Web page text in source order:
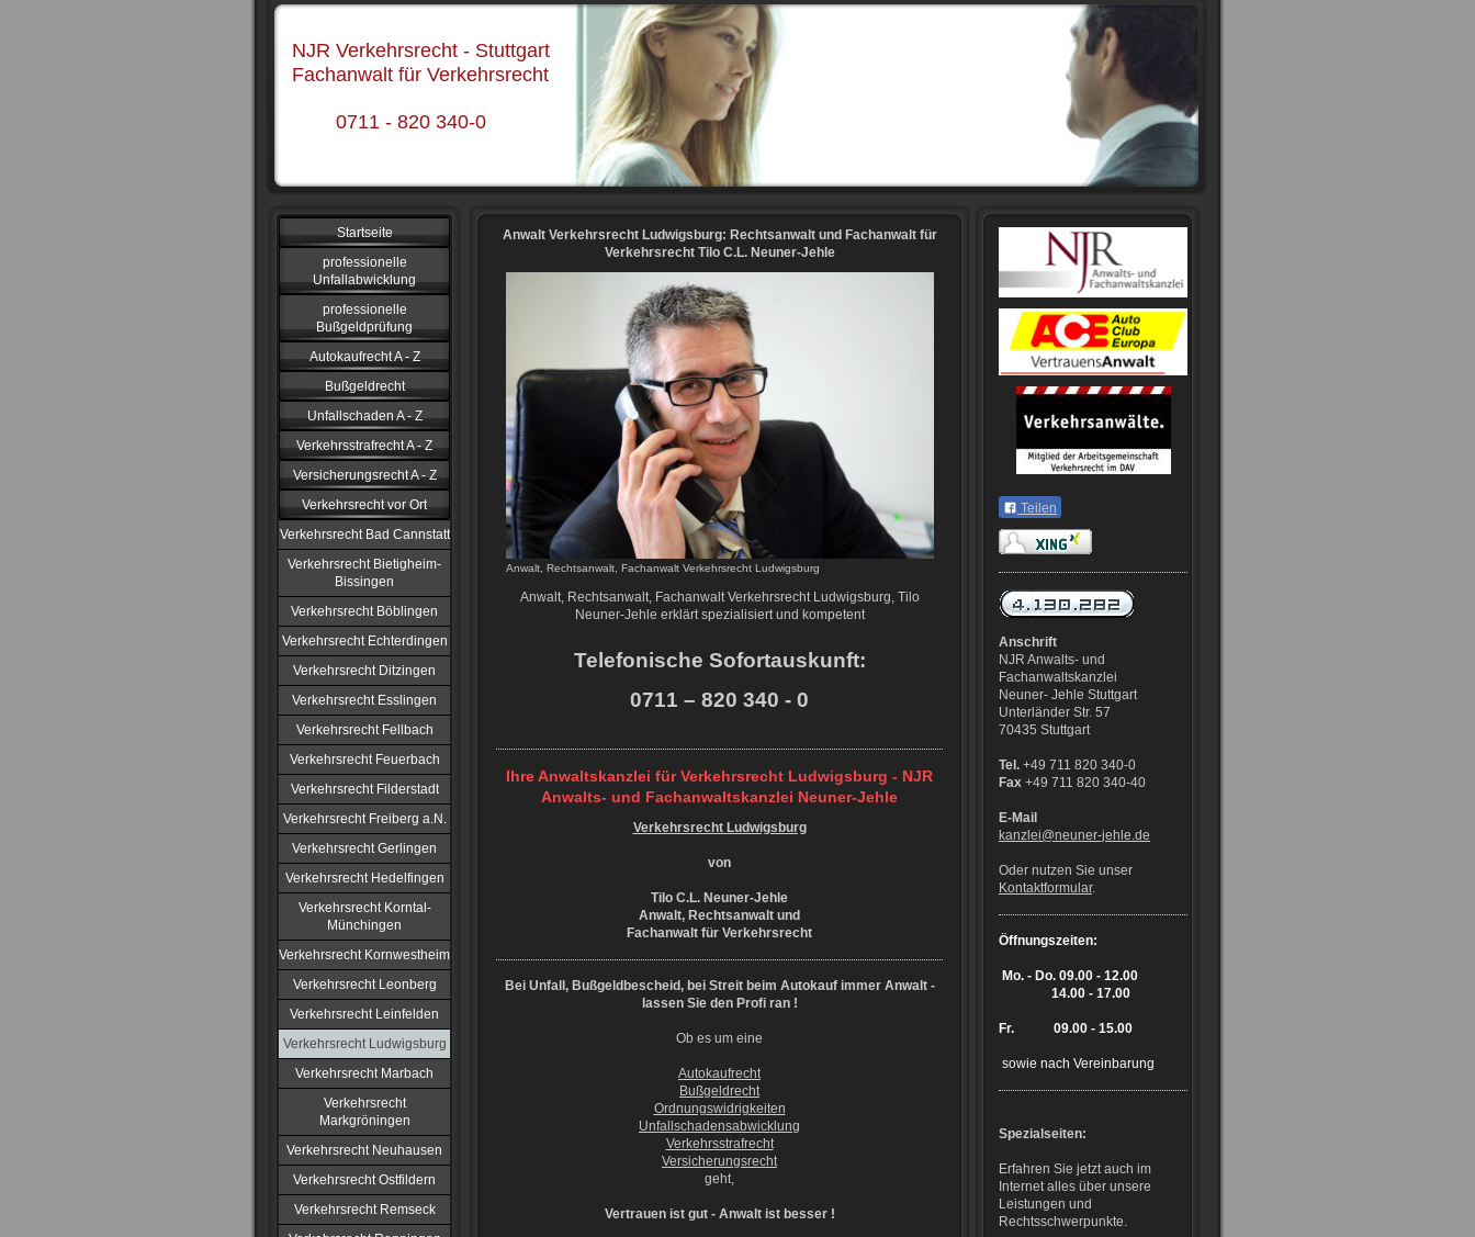
NJR Verkehrsrecht - Stuttgart
Fachanwalt für Verkehrsrecht
0711 - 820 340-0
Startseite
professionelle
Unfallabwicklung
professionelle
Bußgeldprüfung
Autokaufrecht A - Z
Bußgeldrecht
Unfallschaden A - Z
Verkehrsstrafrecht A - Z
Versicherungsrecht A - Z
Verkehrsrecht vor Ort
Verkehrsrecht Bad Cannstatt
Verkehrsrecht Bietigheim-
Bissingen
Verkehrsrecht Böblingen
Verkehrsrecht Echterdingen
Verkehrsrecht Ditzingen
Verkehrsrecht Esslingen
Verkehrsrecht Fellbach
Verkehrsrecht Feuerbach
Verkehrsrecht Filderstadt
Verkehrsrecht Freiberg a.N.
Verkehrsrecht Gerlingen
Verkehrsrecht Hedelfingen
Verkehrsrecht Korntal-
Münchingen
Verkehrsrecht Kornwestheim
Verkehrsrecht Leonberg
Verkehrsrecht Leinfelden
Verkehrsrecht Ludwigsburg
Verkehrsrecht Marbach
Verkehrsrecht
Markgröningen
Verkehrsrecht Neuhausen
Verkehrsrecht Ostfildern
Verkehrsrecht Remseck
Anwalt Verkehrsrecht Ludwigsburg: Rechtsanwalt und Fachanwalt für
Verkehrsrecht Tilo C.L. Neuner-Jehle
Anwalt, Rechtsanwalt, Fachanwalt Verkehrsrecht Ludwigsburg
Anwalt, Rechtsanwalt, Fachanwalt Verkehrsrecht Ludwigsburg, Tilo
Neuner-Jehle erklärt spezialisiert und kompetent
Telefonische Sofortauskunft:
0711 – 820 340 - 0
Ihre Anwaltskanzlei für Verkehrsrecht Ludwigsburg - NJR
Anwalts- und Fachanwaltskanzlei Neuner-Jehle
Verkehrsrecht Ludwigsburg
von
Tilo C.L. Neuner-Jehle
Anwalt, Rechtsanwalt und
Fachanwalt für Verkehrsrecht
Bei Unfall, Bußgeldbescheid, bei Streit beim Autokauf immer Anwalt -
lassen Sie den Profi ran !
Ob es um eine
Autokaufrecht
Bußgeldrecht
Ordnungswidrigkeiten
Unfallschadensabwicklung
Verkehrsstrafrecht
Versicherungsrecht
geht,
Vertrauen ist gut - Anwalt ist besser !
Teilen
Anschrift
NJR Anwalts- und
Fachanwaltskanzlei
Neuner- Jehle Stuttgart
Unterländer Str. 57
70435 Stuttgart
Tel. +49 711 820 340-0
Fax +49 711 820 340-40
E-Mail
kanzlei@neuner-jehle .de
Oder nutzen Sie unser
Kontaktformular.
Öffnungszeiten:
Mo. - Do. 09.00 - 12.00
14.00 - 17.00
Fr. 09.00 - 15.00
sowie nach Vereinbarung
Spezialseiten:
Erfahren Sie jetzt auch im
Internet alles über unsere
Leistungen und
Rechtsschwerpunkte.